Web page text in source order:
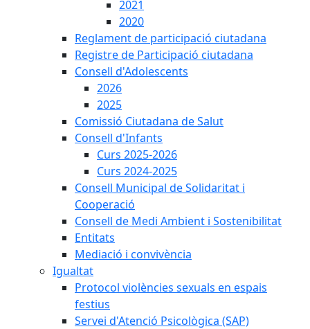
2021
2020
Reglament de participació ciutadana
Registre de Participació ciutadana
Consell d'Adolescents
2026
2025
Comissió Ciutadana de Salut
Consell d'Infants
Curs 2025-2026
Curs 2024-2025
Consell Municipal de Solidaritat i
Cooperació
Consell de Medi Ambient i Sostenibilitat
Entitats
Mediació i convivència
Igualtat
Protocol violències sexuals en espais
festius
Servei d'Atenció Psicològica (SAP)